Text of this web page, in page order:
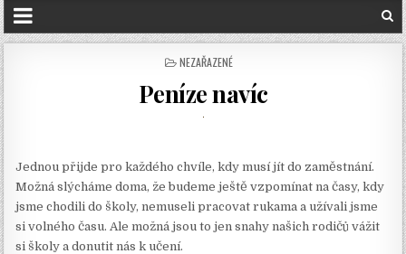
POSTED
NEZAŘAZENÉ
Peníze navíc
Jednou přijde pro každého chvíle, kdy musí jít do zaměstnání.
Možná slýcháme doma, že budeme ještě vzpomínat na časy, kdy
jsme chodili do školy, nemuseli pracovat rukama a užívali jsme
si volného času. Ale možná jsou to jen snahy našich rodičů vážit
si školy a donutit nás k učení.